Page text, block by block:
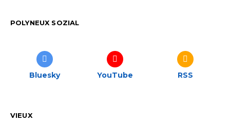
POLYNEUX SOZIAL
Bluesky YouTube RSS
VIEUX